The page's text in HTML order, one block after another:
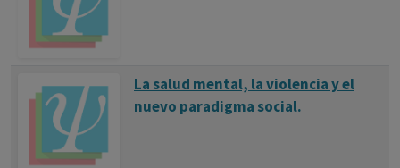
La salud mental, la violencia y el
nuevo paradigma social.